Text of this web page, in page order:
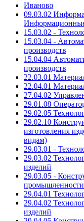
Иваново
09.03.02
15.03.02 -
15.03.04 -
производств
15.04.04
производств
22.03.01
22.04.01
27.04.02
29.01.08
29.02.05
29.02.10
изготовления
видам)
29.03.01 -
29.03.02
изделий
29.03.05 -
промышленности
29.04.01
29.04.02
изделий